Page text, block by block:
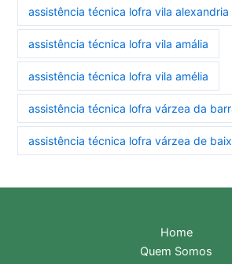
assistência técnica lofra vila alexandria
assistência técnica lofra vila amália
assistência técnica lofra vila amélia
assistência técnica lofra várzea da
assistência técnica lofra várzea de
Home
Quem Somos